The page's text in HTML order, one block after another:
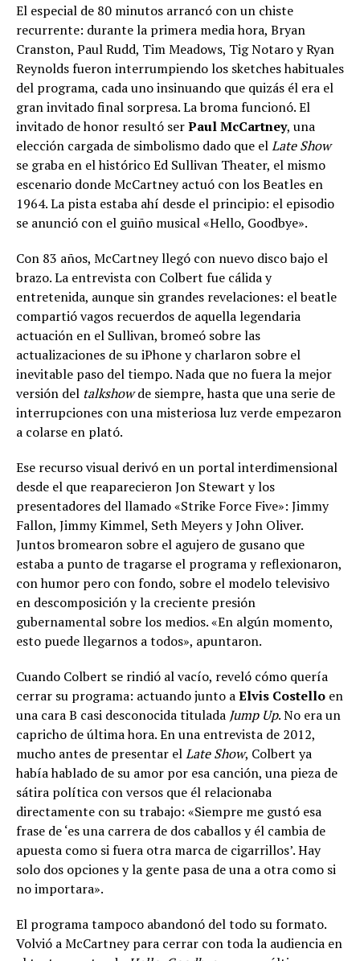
El especial de 80 minutos arrancó con un chiste
recurrente: durante la primera media hora, Bryan
Cranston, Paul Rudd, Tim Meadows, Tig Notaro y Ryan
Reynolds fueron interrumpiendo los sketches habituales
del programa, cada uno insinuando que quizás él era el
gran invitado final sorpresa. La broma funcionó. El
invitado de honor resultó serPaul McCartney, una
elección cargada de simbolismo dado que elLate Show
se graba en el histórico Ed Sullivan Theater, el mismo
escenario donde McCartney actuó con los Beatles en
1964. La pista estaba ahí desde el principio: el episodio
se anunció con el guiño musical «Hello, Goodbye».
Con 83 años, McCartney llegó con nuevo disco bajo el
brazo. La entrevista con Colbert fue cálida y
entretenida, aunque sin grandes revelaciones: el beatle
compartió vagos recuerdos de aquella legendaria
actuación en el Sullivan, bromeó sobre las
actualizaciones de su iPhone y charlaron sobre el
inevitable paso del tiempo. Nada que no fuera la mejor
versión del talkshowde siempre, hasta que una serie de
interrupciones con una misteriosa luz verde empezaron
a colarse en plató.
Ese recurso visual derivó en un portal interdimensional
desde el que reaparecieron Jon Stewart y los
presentadores del llamado «Strike Force Five»: Jimmy
Fallon, Jimmy Kimmel, Seth Meyers y John Oliver.
Juntos bromearon sobre el agujero de gusano que
estaba a punto de tragarse el programa y reflexionaron,
con humor pero con fondo, sobre el modelo televisivo
en descomposición y la creciente presión
gubernamental sobre los medios. «En algún momento,
esto puede llegarnos a todos», apuntaron.
Cuando Colbert se rindió al vacío, reveló cómo quería
cerrar su programa: actuando junto aElvis Costello en
una cara B casi desconocida titulada Jump Up. No era un
capricho de última hora. En una entrevista de 2012,
mucho antes de presentar elLate Show, Colbert ya
había hablado de su amor por esa canción, una pieza de
sátira política con versos que él relacionaba
directamente con su trabajo: «Siempre me gustó esa
frase de ‘es una carrera de dos caballos y él cambia de
apuesta como si fuera otra marca de cigarrillos’. Hay
solo dos opciones y la gente pasa de una a otra como si
no importara».
El programa tampoco abandonó del todo su formato.
Volvió a McCartney para cerrar con toda la audiencia en